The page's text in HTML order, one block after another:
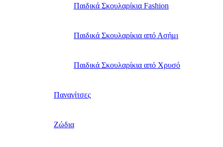
Παιδικά Σκουλαρίκια Fashion
Παιδικά Σκουλαρίκια από Ασήμι
Παιδικά Σκουλαρίκια από Χρυσό
Παναγίτσες
Ζώδια